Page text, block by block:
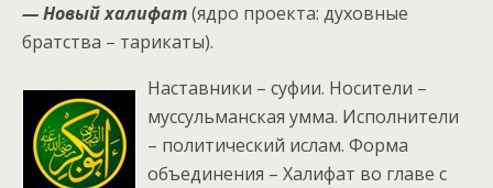
— Новый халифат(ядро проекта: духовные
братства – тарикаты).
Наставники – суфии. Носители –
муссульманская умма. Исполнители
– политический ислам. Форма
объединения – Халифат во главе с